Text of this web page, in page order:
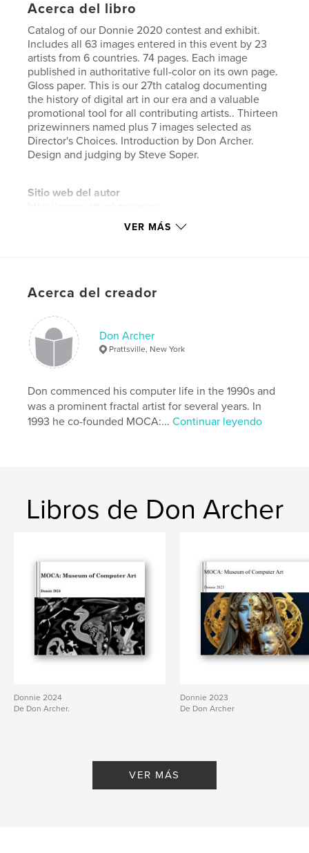
Acerca del libro
Catalog of our Donnie 2020 contest and exhibit.
Includes all 63 images entered in this event by 23
artists from 6 countries. 74 pages. Each image
published in authoritative full-color on its own page.
Gloss paper. This is our 27th catalog documenting
the history of digital art in our era and a valuable
promotional tool for all contributing artists.. Thirteen
prizewinners named plus 7 images selected as
Director's Choices. Introduction by Don Archer.
Design and judging by Steve Soper.
Sitio web del autor
Características:Apaisado estándar, 25×20 cm
Fecha de publicación:
Idioma
English
Palabras clave
digital art , computer art
VER MÁS
Acerca del creador
Don Archer
Prattsville, New York
Don commenced his computer life in the 1990s and
was a prominent fractal artist for several years. In
1993 he co-founded MOCA:...Continuar leyendo
Libros de Don Archer
Donnie 2024
De Don Archer.
Donnie 2023
De Don Archer
VER MÁS